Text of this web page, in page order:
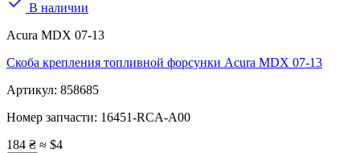
В наличии
Acura MDX 07-13
Скоба крепления топливной форсунки Acura MDX 07-13
Артикул: 858685
Номер запчасти: 16451-RCA-A00
184 ₴ ≈ $4